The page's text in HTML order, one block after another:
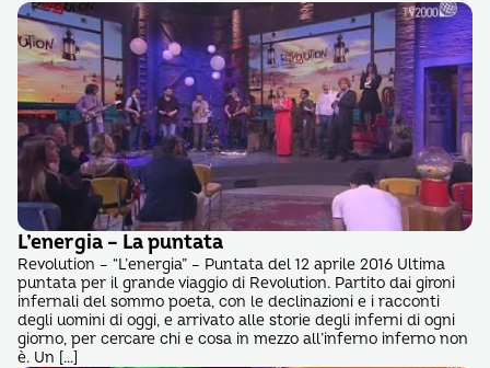
L’energia – La puntata
Revolution – “L’energia” – Puntata del 12 aprile 2016 Ultima
puntata per il grande viaggio di Revolution. Partito dai gironi
infernali del sommo poeta, con le declinazioni e i racconti
degli uomini di oggi, e arrivato alle storie degli inferni di ogni
giorno, per cercare chi e cosa in mezzo all’inferno inferno non
è. Un […]